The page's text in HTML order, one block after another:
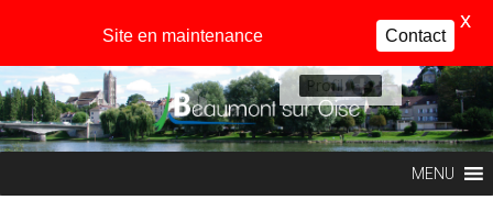
Profil
MENU
Site en maintenance Contact
X